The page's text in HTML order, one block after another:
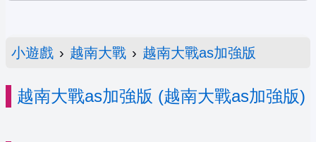
小遊戲 › 越南大戰 › 越南大戰as加強版
越南大戰as加強版 (越南大戰as加強版)